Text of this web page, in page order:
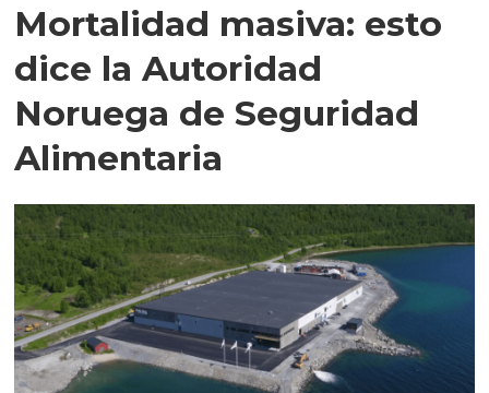
Mortalidad masiva: esto
dice la Autoridad
Noruega de Seguridad
Alimentaria